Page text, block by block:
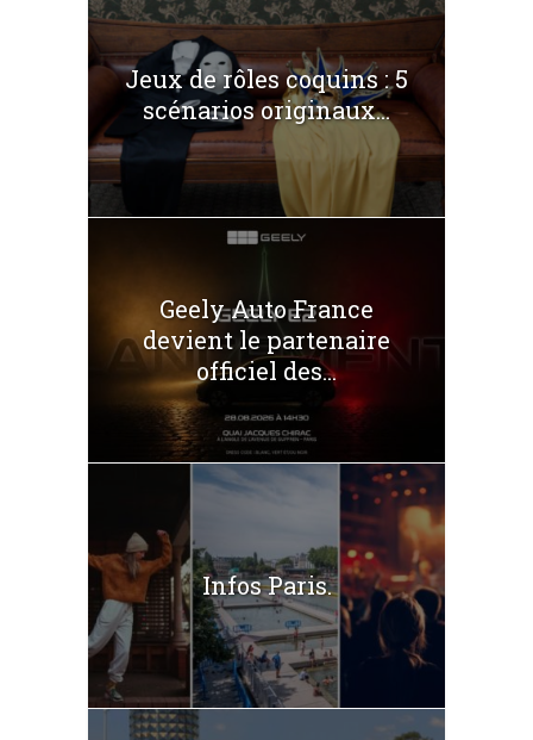
Jeux de rôles coquins : 5
scénarios originaux...
Geely Auto France
devient le partenaire
officiel des...
Infos Paris.